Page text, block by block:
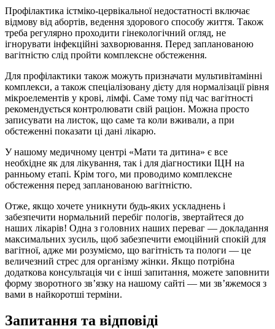
Профілактика істміко-цервікальної недостатності включає
відмову від абортів, ведення здорового способу життя. Також
треба регулярно проходити гінекологічний огляд, не
ігнорувати інфекційні захворювання. Перед запланованою
вагітністю слід пройти комплексне обстеження.
Для профілактики також можуть призначати мультивітамінні
комплекси, а також спеціалізовану дієту для нормалізації рівня
мікроелементів у крові, лімфі. Саме тому під час вагітності
рекомендується контролювати свій раціон. Можна просто
записувати на листок, що саме та коли вживали, а при
обстеженні показати ці дані лікарю.
У нашому медичному центрі «Мати та дитина» є все
необхідне як для лікування, так і для діагностики ІЦН на
ранньому етапі. Крім того, ми проводимо комплексне
обстеження перед запланованою вагітністю.
Отже, якщо хочете уникнути будь-яких ускладнень і
забезпечити нормальний перебіг пологів, звертайтеся до
наших лікарів! Одна з головних наших переваг — докладання
максимальних зусиль, щоб забезпечити емоційний спокій для
вагітної, адже ми розуміємо, що вагітність та пологи — це
величезний стрес для організму жінки. Якщо потрібна
додаткова консультація чи є інші запитання, можете заповнити
форму зворотного зв’язку на нашому сайті — ми зв’яжемося з
вами в найкоротші терміни.
Запитання та відповіді